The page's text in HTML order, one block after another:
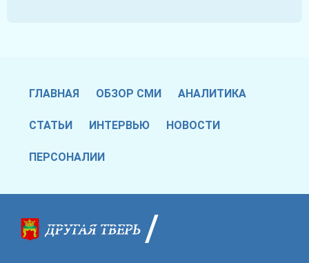
ГЛАВНАЯ ОБЗОР СМИ АНАЛИТИКА
СТАТЬИ ИНТЕРВЬЮ НОВОСТИ
ПЕРСОНАЛИИ